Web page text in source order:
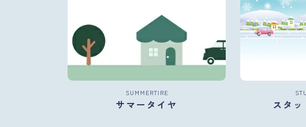
SUMMERTIRE
サマータイヤ スタ